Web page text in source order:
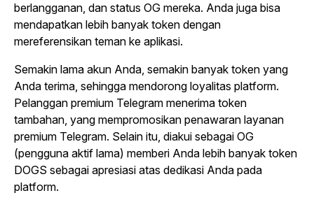
berlangganan, dan status OG mereka. Anda juga bisa
mendapatkan lebih banyak token dengan
mereferensikan teman ke aplikasi.
Semakin lama akun Anda, semakin banyak token yang
Anda terima, sehingga mendorong loyalitas platform.
Pelanggan premium Telegram menerima token
tambahan, yang mempromosikan penawaran layanan
premium Telegram. Selain itu, diakui sebagai OG
(pengguna aktif lama) memberi Anda lebih banyak token
DOGS sebagai apresiasi atas dedikasi Anda pada
platform.